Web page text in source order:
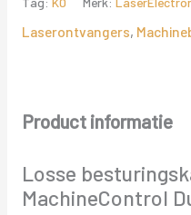
Laserontvangers,
Product informatie
Losse
MachineControl